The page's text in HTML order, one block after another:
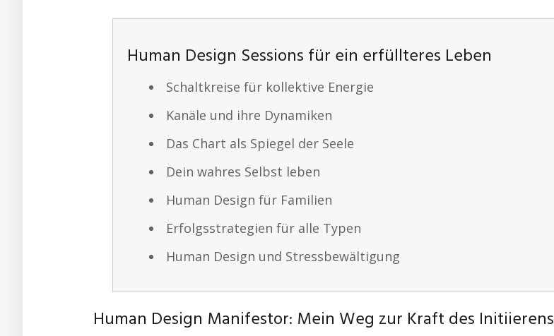
Human Design Sessions für ein erfüllteres Leben
Schaltkreise für kollektive Energie
Kanäle und ihre Dynamiken
Das Chart als Spiegel der Seele
Dein wahres Selbst leben
Human Design für Familien
Erfolgsstrategien für alle Typen
Human Design und Stressbewältigung
Human Design Manifestor: Mein Weg zur Kraft des Initiierens